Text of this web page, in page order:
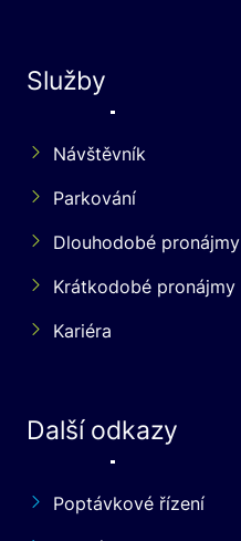
Služby
Návštěvník
Parkování
Dlouhodobé pronájmy
Krátkodobé pronájmy
Kariéra
Další odkazy
Poptávkové řízení